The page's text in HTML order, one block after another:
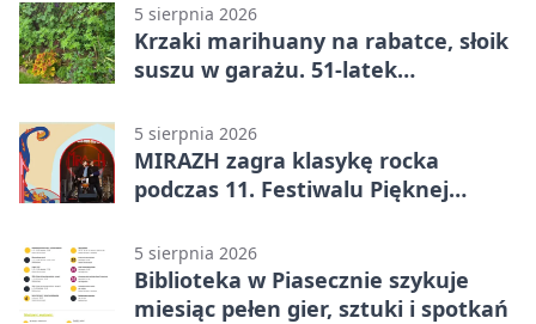
5 sierpnia 2026
Krzaki marihuany na rabatce, słoik
suszu w garażu. 51-latek
5 sierpnia 2026
MIRAZH zagra klasykę rocka
podczas 11. Festiwalu Pięknej
5 sierpnia 2026
Biblioteka w Piasecznie szykuje
miesiąc pełen gier, sztuki i spotkań